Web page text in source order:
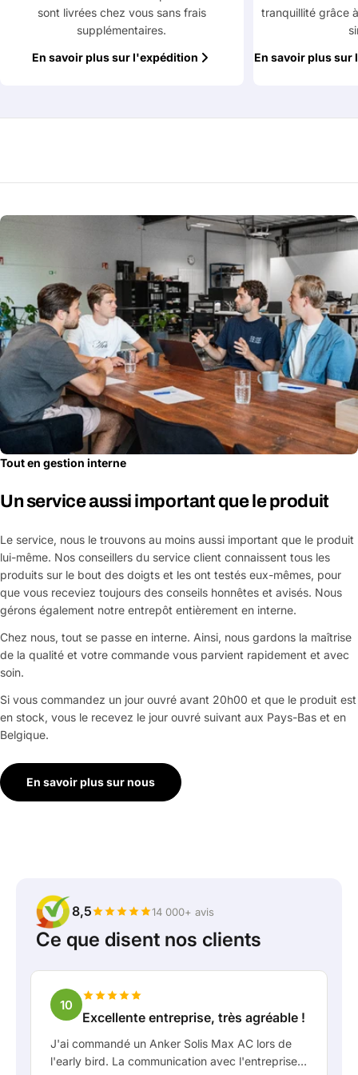
Partager
Copier
nom
Votre
téléphone
Votre
message
Les champs marqués d'un * sont obligatoires
Envoyer la question
sont livrées chez vous sans frais
supplémentaires.
En savoir plus sur l'expédition
tranquillité grâce
En savoir plus sur
Tout en gestion interne
Un service aussi important que le produit
Le service, nous le trouvons au moins aussi important que le produit
lui-même. Nos conseillers du service client connaissent tous les
produits sur le bout des doigts et les ont testés eux-mêmes, pour
que vous receviez toujours des conseils honnêtes et avisés. Nous
gérons également notre entrepôt entièrement en interne.
Chez nous, tout se passe en interne. Ainsi, nous gardons la maîtrise
de la qualité et votre commande vous parvient rapidement et avec
soin.
Si vous commandez un jour ouvré avant 20h00 et que le produit est
en stock, vous le recevez le jour ouvré suivant aux Pays-Bas et en
Belgique.
En savoir plus sur nous
8,5 14 000+ avis
Ce que disent nos clients
10
Excellente entreprise, très agréable !
J'ai commandé un Anker Solis Max AC lors de
l'early bird. La communication avec l'entreprise,